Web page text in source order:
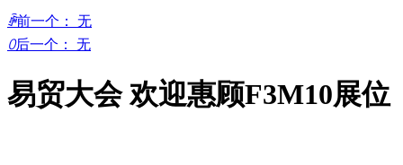
ꄴ前一个：
无
ꄲ后一个： 无
易贸大会 欢迎惠顾F3M10展位